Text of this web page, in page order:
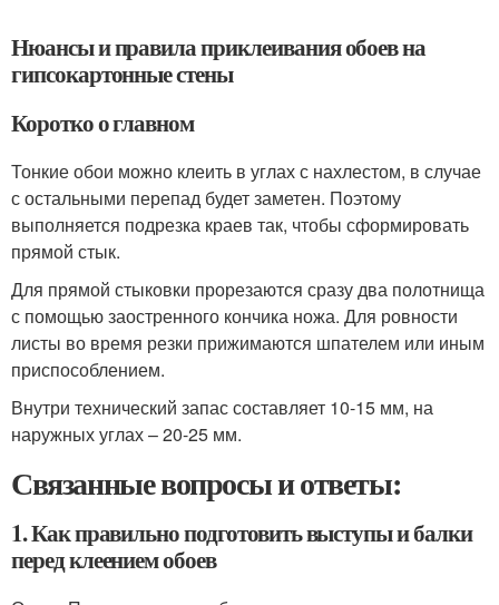
Нюансы и правила приклеивания обоев на
гипсокартонные стены
Коротко о главном
Тонкие обои можно клеить в углах с нахлестом, в случае
с остальными перепад будет заметен. Поэтому
выполняется подрезка краев так, чтобы сформировать
прямой стык.
Для прямой стыковки прорезаются сразу два полотнища
с помощью заостренного кончика ножа. Для ровности
листы во время резки прижимаются шпателем или иным
приспособлением.
Внутри технический запас составляет 10-15 мм, на
наружных углах – 20-25 мм.
Связанные вопросы и ответы:
1. Как правильно подготовить выступы и балки
перед клеением обоев